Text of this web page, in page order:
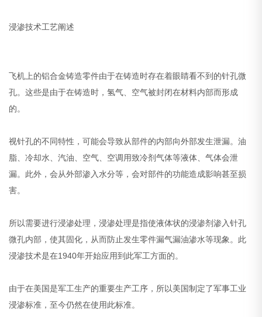
浸渗技术工艺阐述
飞机上的铝合金铸造零件由于在铸造时存在着眼睛看不到的针孔微
孔。这些是由于在铸造时，氢气、空气被封闭在材料内部而形成
的。
视针孔的不同特性，可能会导致从部件的内部向外部发生泄漏。油
脂、冷却水、汽油、空气、空调用致冷剂气体等液体、气体会泄
漏。此外，会从外部渗入水分等，会对部件的功能造成影响甚至损
害。
所以需要进行浸渗处理，浸渗处理是指使液体状的浸渗剂渗入针孔
微孔内部，使其固化，从而防止发生零件漏气漏油渗水等现象。此
浸渗技术是在1940年开始应用到此军工方面的。
由于在美国是军工生产的重要生产工序，所以美国制定了军事工业
浸渗标准，至今仍然在使用此标准。